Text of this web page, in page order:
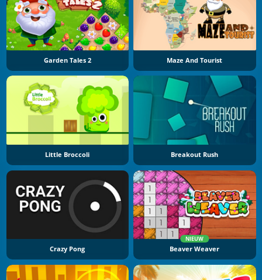
Garden Tales 2 Maze And Tourist
Little Broccoli Breakout Rush
Crazy Pong
NIEUW
Beaver Weaver